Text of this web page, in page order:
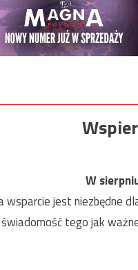
W
jest niezbędne
tego jak